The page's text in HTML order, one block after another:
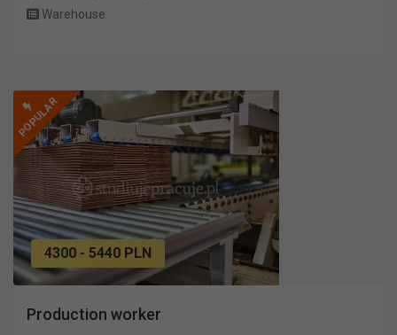
Warehouse
POPULAR
4300 - 5440 PLN
Production worker